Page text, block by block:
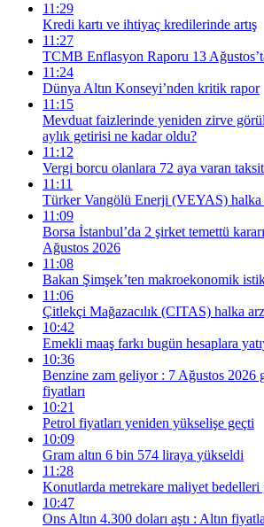
11:29
Kredi kartı ve ihtiyaç kredilerinde artış
11:27
TCMB Enflasyon Raporu 13
11:24
Dünya Altın Konseyi’nden kritik rapor
11:15
Mevduat faizlerinde yeniden zirve
aylık getirisi ne kadar oldu?
11:12
Vergi borcu olanlara 72 aya varan taksit
11:11
Türker Vangölü Enerji (VEYAS) halka
11:09
Borsa İstanbul’da 2 şirket temettü
Ağustos 2026
11:08
Bakan Şimşek’ten makroekonomik
11:06
Çitlekçi Mağazacılık (CITAS) halka
10:42
Emekli maaş farkı bugün hesaplara
10:36
Benzine zam geliyor : 7 Ağustos 2026
fiyatları
10:21
Petrol fiyatları yeniden yükselişe geçti
10:09
Gram altın 6 bin 574 liraya yükseldi
11:28
Konutlarda metrekare maliyet bedelleri
10:47
Ons Altın 4.300 doları aştı : Altın